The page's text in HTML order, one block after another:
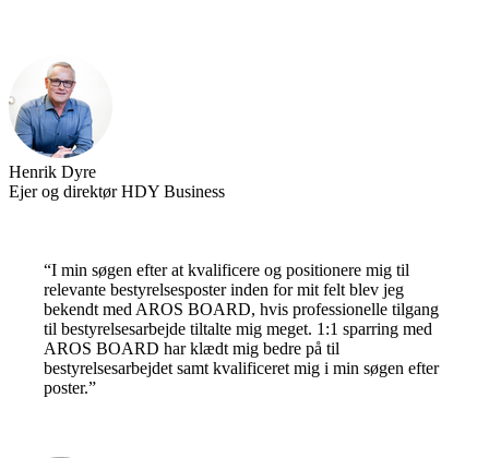
Henrik Dyre
Ejer og direktør HDY Business
“I min søgen efter at kvalificere og positionere mig til
relevante bestyrelsesposter inden for mit felt blev jeg
bekendt med AROS BOARD, hvis professionelle tilgang
til bestyrelsesarbejde tiltalte mig meget. 1:1 sparring med
AROS BOARD har klædt mig bedre på til
bestyrelsesarbejdet samt kvalificeret mig i min søgen efter
poster.”